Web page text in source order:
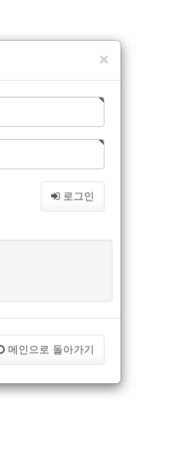
×
로그인
메인으로 돌아가기